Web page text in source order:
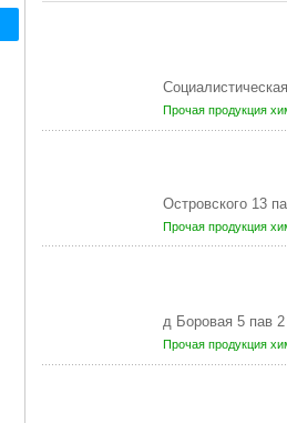
Прочая продукция
Островского 13
Прочая продукция
д Боровая 5 пав
Прочая продукция